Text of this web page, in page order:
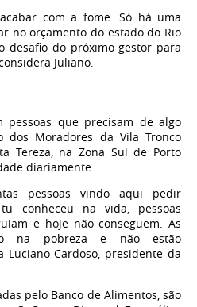
com a fome. Só há uma
no orçamento do estado do Rio
desafio do próximo gestor para
Juliano.
pessoas que precisam de algo
dos Moradores da Vila Tronco
Tereza, na Zona Sul de Porto
diariamente.
pessoas vindo aqui pedir
conheceu na vida, pessoas
e hoje não conseguem. As
na pobreza e não estão
Luciano Cardoso, presidente da
pelo Banco de Alimentos, são